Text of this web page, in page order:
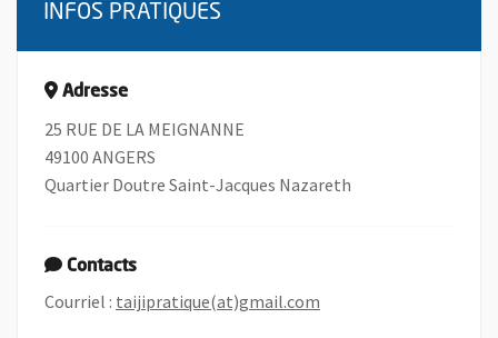
INFOS PRATIQUES
Adresse
25 RUE DE LA MEIGNANNE
49100 ANGERS
Quartier Doutre Saint-Jacques Nazareth
Contacts
Courriel : taijipratique(at)gmail.com